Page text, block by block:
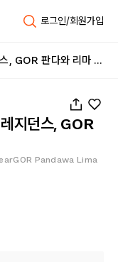
로그인/회원가입
SPOT ON 91783 어반 샤리아 레지던스, GOR 판다와 리마 근처
지던스, GOR
Pandawa Lima